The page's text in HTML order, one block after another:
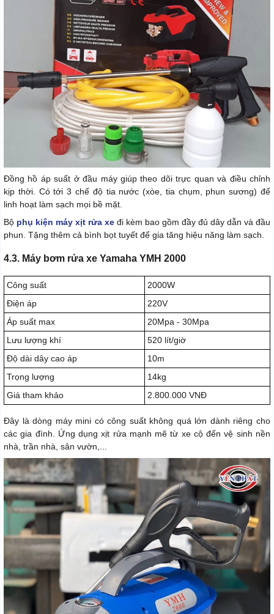
Đồng hồ áp suất ở đầu máy giúp theo dõi trực quan và điều chỉnh
kịp thời. Có tới 3 chế độ tia nước (xòe, tia chụm, phun sương) để
linh hoạt làm sạch mọi bề mặt.
Bộ phụ kiện máy xịt rửa xe đi kèm bao gồm đầy đủ dây dẫn và đầu
phun. Tặng thêm cả bình bọt tuyết để gia tăng hiệu năng làm sạch.
4.3. Máy bơm rửa xe Yamaha YMH 2000
Công suất
2000W
Điện áp
220V
Áp suất max
20Mpa - 30Mpa
Lưu lượng khí
520 lít/giờ
Độ dài dây cao áp
10m
Trọng lượng
14kg
Giá tham khảo
2.800.000 VNĐ
Đây là dòng máy mini có công suất không quá lớn dành riêng cho
các gia đình. Ứng dụng xịt rửa mạnh mẽ từ xe cộ đến vệ sinh nền
nhà, trần nhà, sân vườn,...